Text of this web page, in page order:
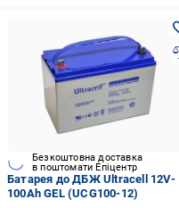
Безкоштовна доставка
в поштомати Епіцентр
Батарея до ДБЖ Ultracell 12V-
100Ah GEL (UCG100-12)